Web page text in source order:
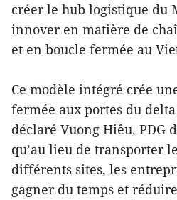
créer le hub logistique du
innover en matière de
et en boucle fermée au
Ce modèle intégré crée
fermée aux portes du
déclaré Vuong Hiêu, PDG
qu’au lieu de transporter
différents sites, les
gagner du temps et